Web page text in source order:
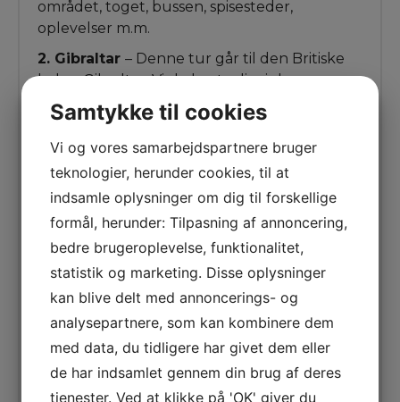
området, toget, bussen, spisesteder,
oplevelser m.m.
2. Gibraltar – Denne tur går til den Britiske
halvø, Gibraltar. Vi skal naturligvis besøge
“The Rock” og nyde udsigten over
Gibraltarstrædet og helt til Afrika, hvis vejret
tillader det. Det er også her vi oplever de
frække aber, der lever frit på toppen.
Gibraltar er en unik oplevelse og byder på
natur samt spændende historie.
3. Mijas
– Turen går til den hvide bjergby
Mijas. Her vil man opleve charmerende
brostensgader, blomstrende patioer og
skønne udsigtspunkter. Her er god
mulighed for gode indkøb af lokal keramik,
kurve eller ting i læder. Mijas er en af de byer
man SKAL opleve, men man skal have
bentøjet i orden, for det går op og ned, ofte
Samtykke til cookies
Vi og vores samarbejdspartnere bruger
teknologier, herunder cookies, til at
indsamle oplysninger om dig til forskellige
formål, herunder: Tilpasning af annoncering,
bedre brugeroplevelse, funktionalitet,
statistik og marketing. Disse oplysninger
kan blive delt med annoncerings- og
analysepartnere, som kan kombinere dem
med data, du tidligere har givet dem eller
de har indsamlet gennem din brug af deres
tjenester. Ved at klikke på 'OK' giver du